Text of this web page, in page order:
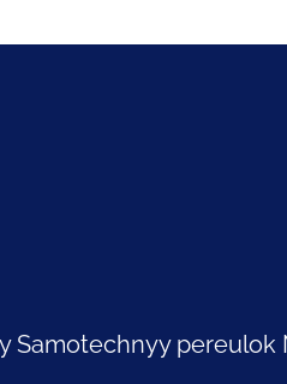
Samotechnyy pereulok